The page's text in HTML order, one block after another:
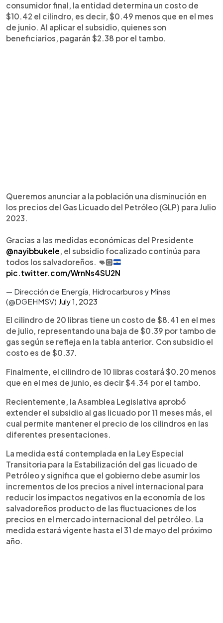
consumidor final, la entidad determina un costo de
$10.42 el cilindro, es decir, $0.49 menos que en el mes
de junio. Al aplicar el subsidio, quienes son
beneficiarios, pagarán $2.38 por el tambo.
Queremos anunciar a la población una disminución en
los precios del Gas Licuado del Petróleo (GLP) para Julio
2023.
Gracias a las medidas económicas del Presidente
@nayibbukele, el subsidio focalizado continúa para
todos los salvadoreños. 👊🏻
pic.twitter.com/WrnNs4SU2N
— Dirección de Energía, Hidrocarburos y Minas
(@DGEHMSV) July 1, 2023
El cilindro de 20 libras tiene un costo de $8.41 en el mes
de julio, representando una baja de $0.39 por tambo de
gas según se refleja en la tabla anterior. Con subsidio el
costo es de $0.37.
Finalmente, el cilindro de 10 libras costará $0.20 menos
que en el mes de junio, es decir $4.34 por el tambo.
Recientemente, la Asamblea Legislativa aprobó
extender el subsidio al gas licuado por 11 meses más, el
cual permite mantener el precio de los cilindros en las
diferentes presentaciones.
La medida está contemplada en la Ley Especial
Transitoria para la Estabilización del gas licuado de
Petróleo y significa que el gobierno debe asumir los
incrementos de los precios a nivel internacional para
reducir los impactos negativos en la economía de los
salvadoreños producto de las fluctuaciones de los
precios en el mercado internacional del petróleo. La
medida estará vigente hasta el 31 de mayo del próximo
año.